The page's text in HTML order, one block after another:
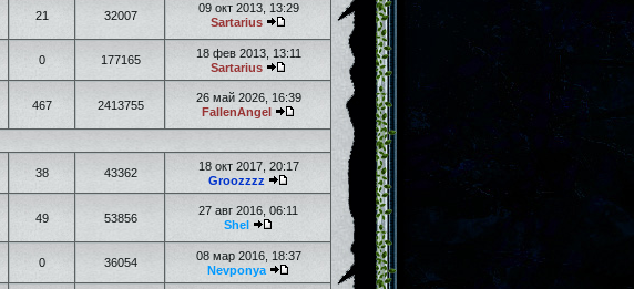
21 32007
09 окт 2013, 13:29
Sartarius
0 177165
18 фев 2013, 13:11
Sartarius
467 2413755
26 май 2026, 16:39
FallenAngel
38 43362
18 окт 2017, 20:17
Groozzzz
49 53856
27 авг 2016, 06:11
Shel
0 36054
08 мар 2016, 18:37
Nevponya